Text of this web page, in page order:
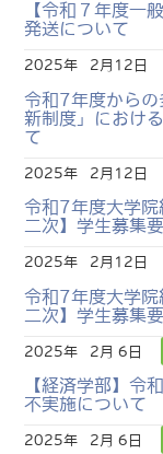
【令和７年度一
発送について
2025年 2月12日
令和7年度から
新制度」におけ
て
2025年 2月12日
令和7年度大学
二次】学生募集
2025年 2月12日
令和7年度大学
二次】学生募集
2025年 2月 6日
【経済学部】令
不実施について
2025年 2月 6日